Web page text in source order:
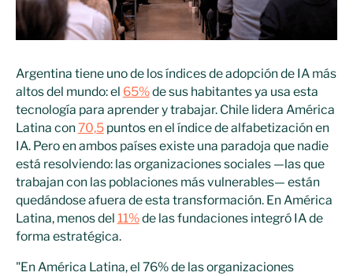
Argentina tiene uno de los índices de adopción de IA más
altos del mundo: el 65%de sus habitantes ya usa esta
tecnología para aprender y trabajar. Chile lidera América
Latina con 70,5puntos en el índice de alfabetización en
IA. Pero en ambos países existe una paradoja que nadie
está resolviendo: las organizaciones sociales —las que
trabajan con las poblaciones más vulnerables— están
quedándose afuera de esta transformación. En América
Latina, menos del 11%de las fundaciones integró IA de
forma estratégica.
"En América Latina, el 76% de las organizaciones